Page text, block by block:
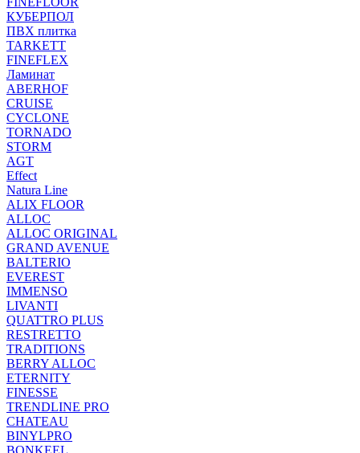
КУБЕРПОЛ
ПВХ плитка
TARKETT
FINEFLEX
Ламинат
ABERHOF
CRUISE
CYCLONE
TORNADO
STORM
AGT
Effect
Natura Line
ALIX FLOOR
ALLOC
ALLOC ORIGINAL
GRAND AVENUE
BALTERIO
EVEREST
IMMENSO
LIVANTI
QUATTRO PLUS
RESTRETTO
TRADITIONS
BERRY ALLOC
ETERNITY
FINESSE
TRENDLINE PRO
CHATEAU
BINYLPRO
BONKEEL